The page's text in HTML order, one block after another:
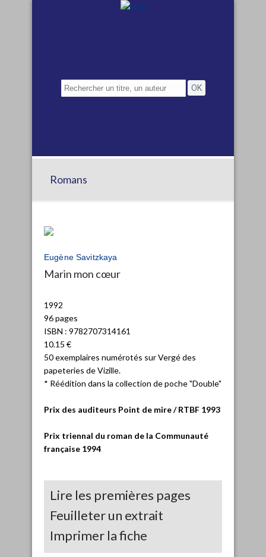
Romans
Eugène Savitzkaya
Marin mon cœur
1992
96 pages
ISBN : 9782707314161
10.15 €
50 exemplaires numérotés sur Vergé des
papeteries de Vizille.
* Réédition dans la collection de poche "Double"
Prix des auditeurs Point de mire / RTBF 1993
Prix triennal du roman de la Communauté
française 1994
Lire les premières pages
Feuilleter un extrait
Imprimer la fiche